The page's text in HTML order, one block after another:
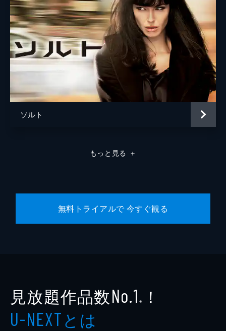
ソルト
もっと見る ＋
無料トライアルで 今すぐ観る
見放題作品数No.1 ※ ！
U-NEXTとは